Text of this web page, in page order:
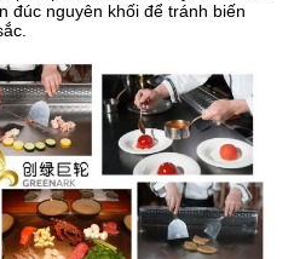
đúc nguyên khối để tránh biến